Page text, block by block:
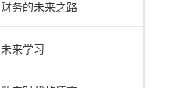
财务的未来之路
未来学习